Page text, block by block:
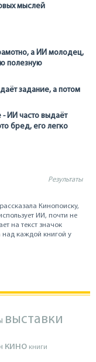
мыслей
а ИИ молодец,
полезную
задание, а потом
- ИИ часто выдаёт
бред, его легко
Результаты
Кинопоиску,
ИИ, почти не
на текст значок
над каждой книгой у
выставки
кино книги